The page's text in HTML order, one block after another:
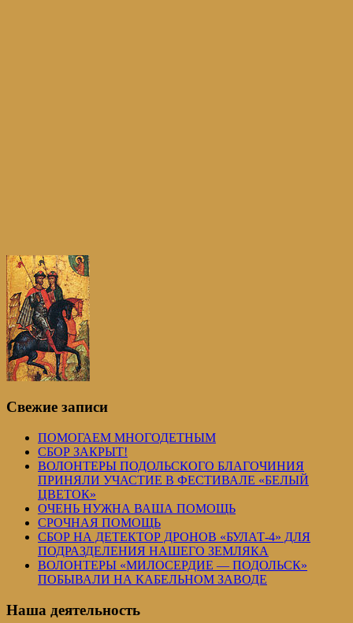
Свежие записи
ПОМОГАЕМ МНОГОДЕТНЫМ
СБОР ЗАКРЫТ!
ВОЛОНТЕРЫ ПОДОЛЬСКОГО БЛАГОЧИНИЯ
ПРИНЯЛИ УЧАСТИЕ В ФЕСТИВАЛЕ «БЕЛЫЙ
ЦВЕТОК»
ОЧЕНЬ НУЖНА ВАША ПОМОЩЬ
СРОЧНАЯ ПОМОЩЬ
СБОР НА ДЕТЕКТОР ДРОНОВ «БУЛАТ-4» ДЛЯ
ПОДРАЗДЕЛЕНИЯ НАШЕГО ЗЕМЛЯКА
ВОЛОНТЕРЫ «МИЛОСЕРДИЕ — ПОДОЛЬСК»
ПОБЫВАЛИ НА КАБЕЛЬНОМ ЗАВОДЕ
Наша деятельность